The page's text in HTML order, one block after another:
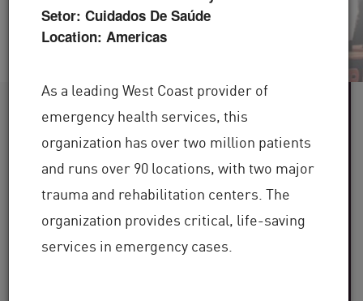
Setor: Cuidados De Saúde
Location: Americas
As a leading West Coast provider of
emergency health services, this
organization has over two million patients
and runs over 90 locations, with two major
trauma and rehabilitation centers. The
organization provides critical, life-saving
services in emergency cases.
Mais de
60
100.000